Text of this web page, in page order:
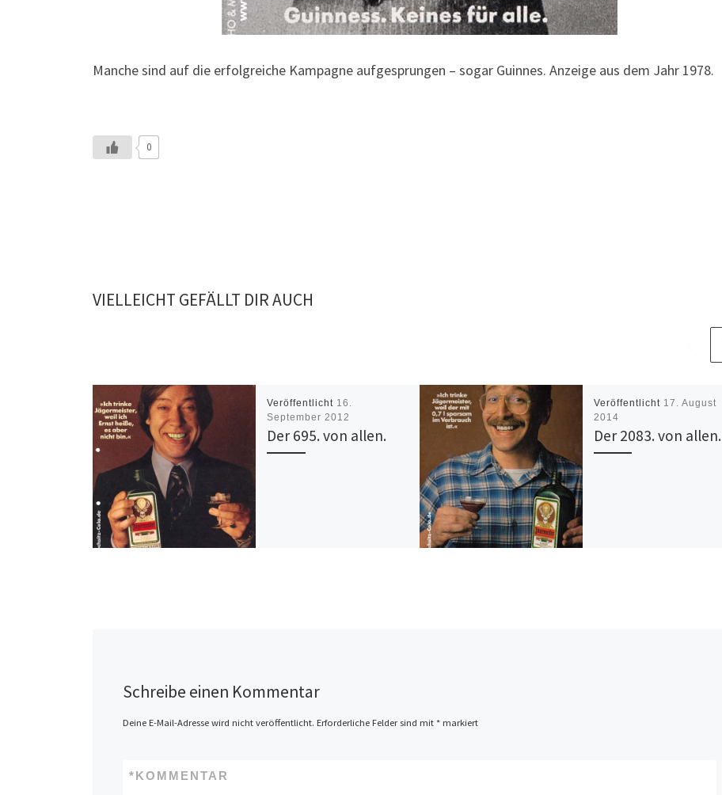
Manche sind auf die erfolgreiche Kampagne aufgesprungen – sogar Guinnes. Anzeige aus dem Jahr 1978.
0
VIELLEICHT GEFÄLLT DIR AUCH
Veröffentlicht 16.
September 2012
Der 695. von allen.
Veröffentlicht 17. August
2014
Der 2083. von allen.
Schreibe einen Kommentar
Deine E-Mail-Adresse wird nicht veröffentlicht. Erforderliche Felder sind mit *markiert
KOMMENTAR
*